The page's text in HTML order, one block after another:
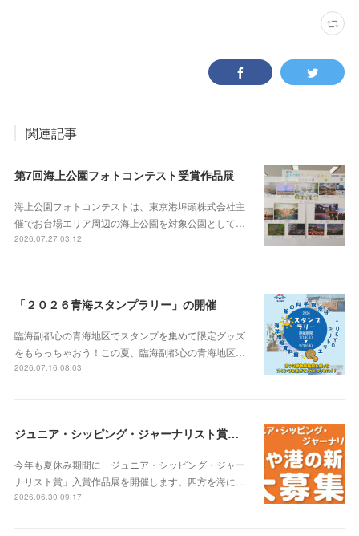
関連記事
第7回海上公園フォトコンテスト受賞作品展
海上公園フォトコンテストは、東京港埠頭株式会社主
催でお台場エリア周辺の海上公園を対象公園として…
2026.07.27 03:12
「２０２６青海スタンプラリー」の開催
臨海副都心の青海地区でスタンプを集めて限定グッズ
をもらっちゃおう！この夏、臨海副都心の青海地区…
2026.07.16 08:03
ジュニア・シッピング・ジャーナリスト賞入賞作品展
今年も夏休み期間に「ジュニア・シッピング・ジャー
ナリスト賞」入賞作品展を開催します。四方を海に…
2026.06.30 09:17